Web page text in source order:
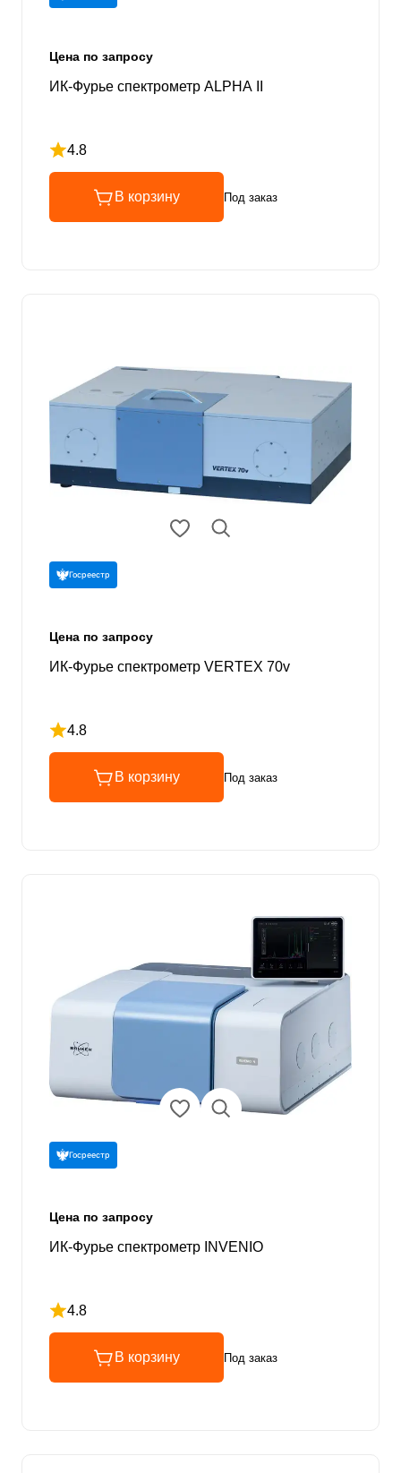
Цена по запросу
ИК-Фурье спектрометр ALPHA II
4.8
Рейтинг 4.8 из 5
В корзину Под заказ
Госреестр
Цена по запросу
ИК-Фурье спектрометр VERTEX 70v
4.8
Рейтинг 4.8 из 5
В корзину Под заказ
Госреестр
Цена по запросу
ИК-Фурье спектрометр INVENIO
4.8
Рейтинг 4.8 из 5
В корзину Под заказ